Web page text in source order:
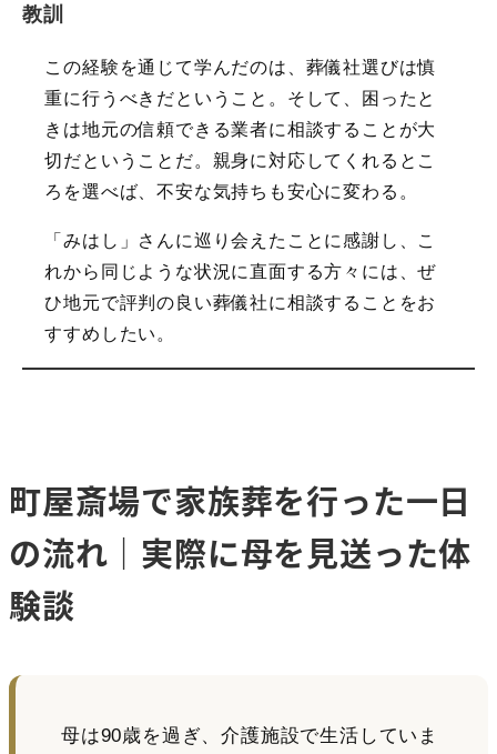
教訓
この経験を通じて学んだのは、葬儀社選びは慎
重に行うべきだということ。そして、困ったと
きは地元の信頼できる業者に相談することが大
切だということだ。親身に対応してくれるとこ
ろを選べば、不安な気持ちも安心に変わる。
「みはし」さんに巡り会えたことに感謝し、こ
れから同じような状況に直面する方々には、ぜ
ひ地元で評判の良い葬儀社に相談することをお
すすめしたい。
町屋斎場で家族葬を行った一日
の流れ｜実際に母を見送った体
験談
母は90歳を過ぎ、介護施設で生活していま